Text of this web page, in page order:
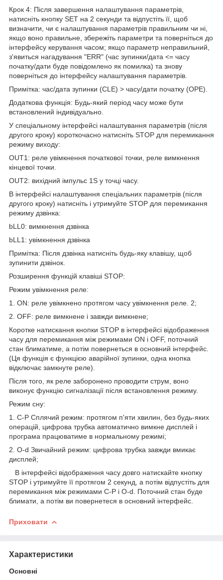
Крок 4: Після завершення налаштування параметрів,
натисніть кнопку SET на 2 секунди та відпустіть її, щоб
визначити, чи є налаштування параметрів правильним чи ні,
якщо воно правильне, збережіть параметри та поверніться до
інтерфейсу керування часом; якщо параметр неправильний,
з'явиться нагадування "ERR" (час зупинки/дата <= часу
початку/дати буде повідомлено як помилка) та знову
поверніться до інтерфейсу налаштування параметрів.
Примітка: час/дата зупинки (CLE) > часу/дати початку (OPE).
Додаткова функція: Будь-який період часу може бути
встановлений індивідуально.
У спеціальному інтерфейсі налаштування параметрів (після
другого кроку) короткочасно натисніть STOP для перемикання
режиму виходу:
OUT1: реле увімкнення початкової точки, реле вимкнення
кінцевої точки.
OUT2: вихідний імпульс 1S у точці часу.
В інтерфейсі налаштування спеціальних параметрів (після
другого кроку) натисніть і утримуйте STOP для перемикання
режиму дзвінка:
bLL0: вимкнення дзвінка
bLL1: увімкнення дзвінка
Примітка: Після дзвінка натисніть будь-яку клавішу, щоб
зупинити дзвінок.
Розширення функцій клавіші STOP:
Режим увімкнення реле:
1. ON: реле увімкнено протягом часу увімкнення реле. 2;
2. OFF: реле вимкнене і завжди вимкнене;
Коротке натискання кнопки STOP в інтерфейсі відображення
часу для перемикання між режимами ON і OFF, поточний
стан блиматиме, а потім повернеться в основний інтерфейс.
(Ця функція є функцією аварійної зупинки, одна кнопка
відключає замкнуте реле).
Після того, як реле заборонено проводити струм, воно
виконує функцію сигналізації після встановлення режиму.
Режим сну:
1. C-P Сплячий режим: протягом п'яти хвилин, без будь-яких
операцій, цифрова трубка автоматично вимкне дисплей і
програма працюватиме в нормальному режимі;
2. O-d Звичайний режим: цифрова трубка завжди вмикає
дисплей;
В інтерфейсі відображення часу довго натискайте кнопку
STOP і утримуйте її протягом 2 секунд, а потім відпустіть для
перемикання між режимами C-P і O-d. Поточний стан буде
блимати, а потім ви повернетеся в основний інтерфейс.
Приховати
Характеристики
Основні